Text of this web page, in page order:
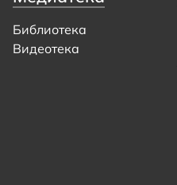
Библиотека
Видеотека